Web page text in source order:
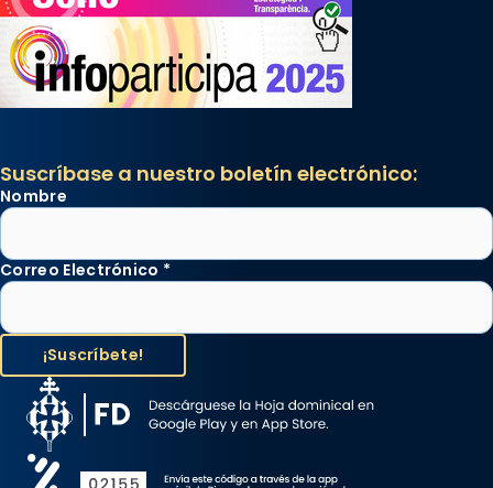
Suscríbase a nuestro boletín electrónico:
Nombre
Correo Electrónico *